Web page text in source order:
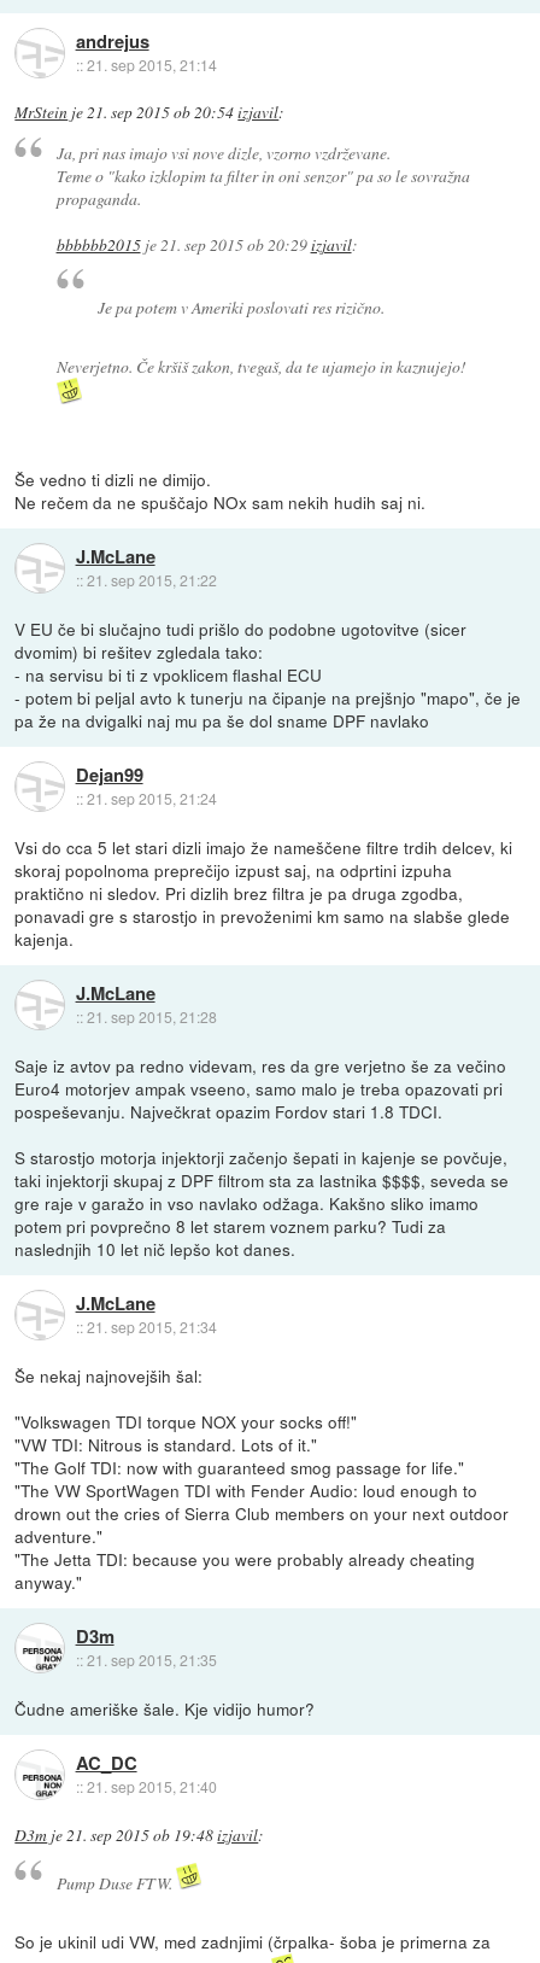
andrejus
::21. sep 2015, 21:14
MrStein je21. sep 2015 ob 20:54izjavil:
Ja, pri nas imajo vsi nove dizle, vzorno vzdrževane.
Teme o "kako izklopim ta filter in oni senzor" pa so le sovražna
propaganda.
bbbbbb2015je21. sep 2015 ob 20:29izjavil:
Je pa potem v Ameriki poslovati res rizično.
Neverjetno. Če kršiš zakon, tvegaš, da te ujamejo in kaznujejo!
Še vedno ti dizli ne dimijo.
Ne rečem da ne spuščajo NOx sam nekih hudih saj ni.
J.McLane
::21. sep 2015, 21:22
V EU če bi slučajno tudi prišlo do podobne ugotovitve (sicer
dvomim) bi rešitev zgledala tako:
- na servisu bi ti z vpoklicem flashal ECU
- potem bi peljal avto k tunerju na čipanje na prejšnjo "mapo", če je
pa že na dvigalki naj mu pa še dol sname DPF navlako
Dejan99
::21. sep 2015, 21:24
Vsi do cca 5 let stari dizli imajo že nameščene filtre trdih delcev, ki
skoraj popolnoma preprečijo izpust saj, na odprtini izpuha
praktično ni sledov. Pri dizlih brez filtra je pa druga zgodba,
ponavadi gre s starostjo in prevoženimi km samo na slabše glede
kajenja.
J.McLane
::21. sep 2015, 21:28
Saje iz avtov pa redno videvam, res da gre verjetno še za večino
Euro4 motorjev ampak vseeno, samo malo je treba opazovati pri
pospeševanju. Največkrat opazim Fordov stari 1.8 TDCI.
S starostjo motorja injektorji začenjo šepati in kajenje se povčuje,
taki injektorji skupaj z DPF filtrom sta za lastnika $$$$, seveda se
gre raje v garažo in vso navlako odžaga. Kakšno sliko imamo
potem pri povprečno 8 let starem voznem parku? Tudi za
naslednjih 10 let nič lepšo kot danes.
J.McLane
::21. sep 2015, 21:34
Še nekaj najnovejših šal:
"Volkswagen TDI torque NOX your socks off!"
"VW TDI: Nitrous is standard. Lots of it."
"The Golf TDI: now with guaranteed smog passage for life."
"The VW SportWagen TDI with Fender Audio: loud enough to
drown out the cries of Sierra Club members on your next outdoor
adventure."
"The Jetta TDI: because you were probably already cheating
anyway."
D3m
::21. sep 2015, 21:35
Čudne ameriške šale. Kje vidijo humor?
AC_DC
::21. sep 2015, 21:40
D3m je21. sep 2015 ob 19:48izjavil:
Pump Duse FTW.
So je ukinil udi VW, med zadnjimi (črpalka- šoba je primerna za